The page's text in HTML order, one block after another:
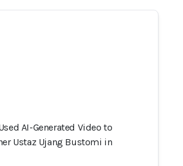
AI-Generated Video to
Ustaz Ujang Bustomi in